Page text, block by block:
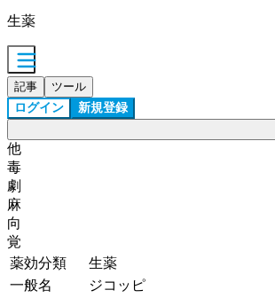
生薬
記事 ツール
ログイン 新規登録
他
毒
劇
麻
向
覚
薬効分類
生薬
一般名
ジコッピ